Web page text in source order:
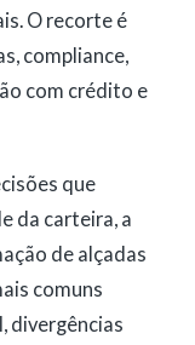
O recorte é
compliance,
com crédito e
que
da carteira, a
de alçadas
comuns
divergências